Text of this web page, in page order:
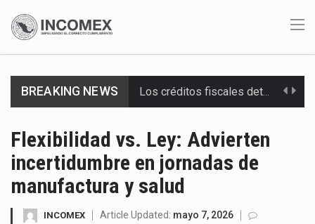
BREAKING NEWS Los créditos fiscales determinados a empresas IMMEX rara vez nacen de una interpretación equivocada de…
Flexibilidad vs. Ley: Advierten
incertidumbre en jornadas de
manufactura y salud
INCOMEX Article Updated: mayo 7, 2026